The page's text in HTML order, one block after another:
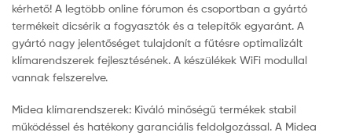
kérhető! A legtöbb online fórumon és csoportban a gyártó
termékeit dicsérik a fogyasztók és a telepítők egyaránt. A
gyártó nagy jelentőséget tulajdonít a fűtésre optimalizált
klímarendszerek fejlesztésének. A készülékek WiFi modullal
vannak felszerelve.
Midea klímarendszerek: Kiváló minőségű termékek stabil
működéssel és hatékony garanciális feldolgozással. A Midea